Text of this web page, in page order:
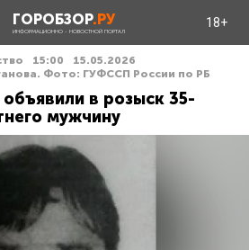
ГОРОБЗОР.РУ
ИНФОРМАЦИОННО - НОВОСТНОЙ ПОРТАЛ
18+
15:00
15.05.2026
Фото: ГУФССП России по РБ
в розыск 35-
мужчину